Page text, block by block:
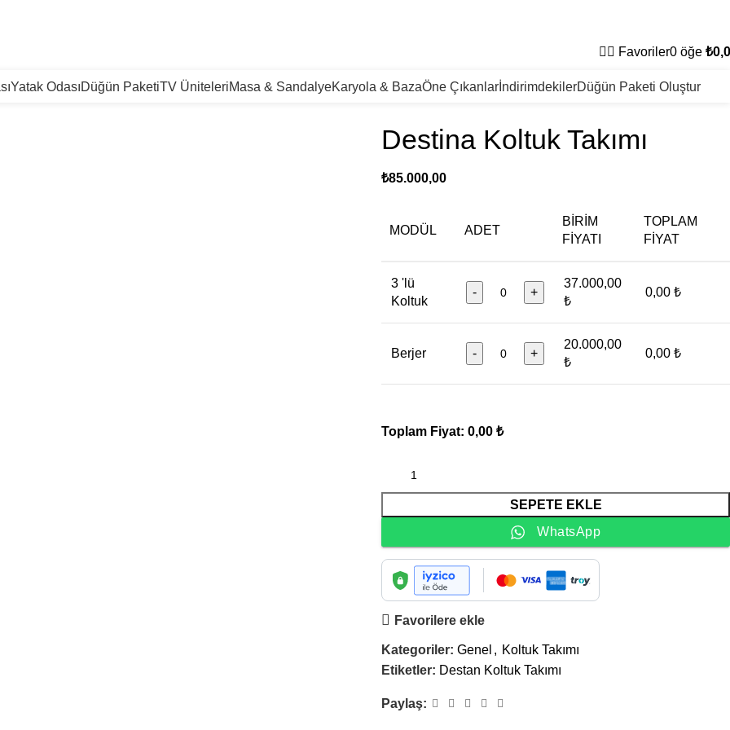
Favoriler0 öğe ₺
Yatak OdasıDüğün PaketiTV ÜniteleriMasa & SandalyeKaryola & BazaÖne Çıkanlar İndirimdekilerDüğün Paketi Oluştur
Destina Koltuk Takımı
₺85.000,00
MODÜL ADET
BIRIM
FIYATI
TOPLAM
FIYAT
3 'lü
Koltuk
- +
37.000,00
₺
0,00 ₺
Berjer - +
20.000,00
₺
0,00 ₺
Toplam Fiyat: 0,00 ₺
SEPETE EKLE
WhatsApp
Favorilere ekle
Kategoriler: Genel , Koltuk Takımı
Etiketler: Destan Koltuk Takımı
Paylaş: